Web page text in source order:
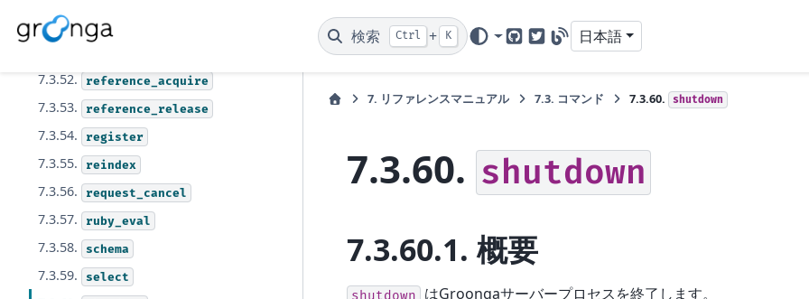
検索 Ctrl + K
GitHubTwitter
Blog
日本語
7.3.50. quit
7.3.52. reference_acquire
7.3.53. reference_release
7.3.54. register
7.3.55. reindex
7.3.56. request_cancel
7.3.57. ruby_eval
7.3.58. schema
7.3.59. select
7. リファレンスマニュアル 7.3. コマンド 7.3.60. shutdown
7.3.60. shutdown
7.3.60.1.概要
shutdown はGroongaサーバープロセスを終了します。